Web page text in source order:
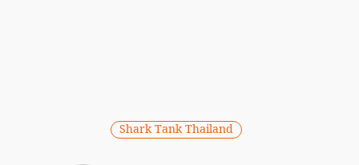
Shark Tank Thailand